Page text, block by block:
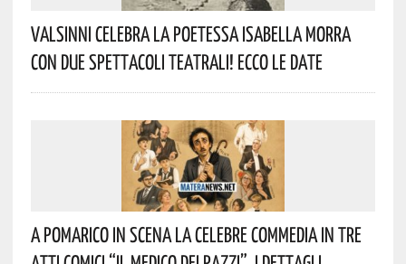
Valsinni Celebra La Poetessa Isabella Morra
Con Due Spettacoli Teatrali! Ecco Le Date
A Pomarico In Scena La Celebre Commedia In Tre